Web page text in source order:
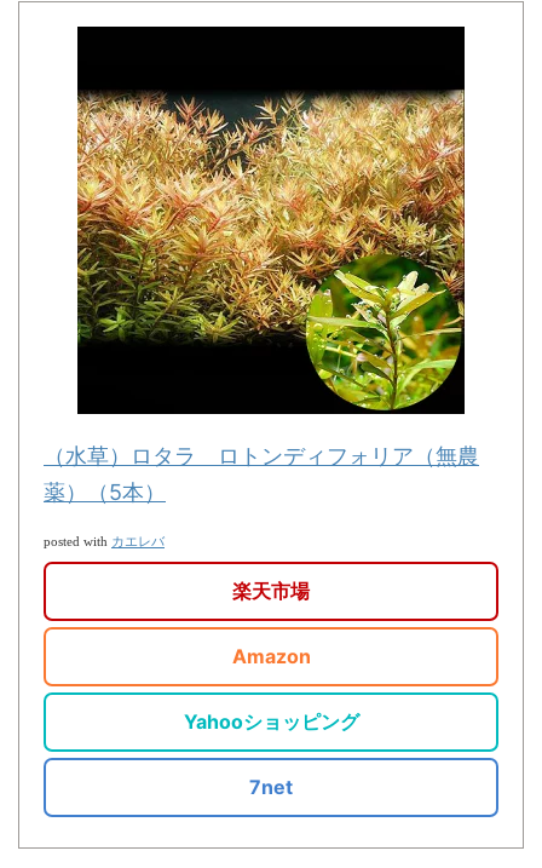
（水草）ロタラ ロトンディフォリア（無農
薬）（5本）
posted with カエレバ
楽天市場
Amazon
Yahooショッピング
7net